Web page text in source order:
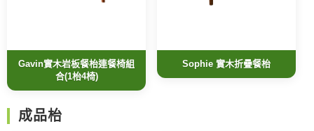
Gavin實木岩板餐枱連餐椅組
合(1枱4椅)
Sophie 實木折疊餐枱
成品枱